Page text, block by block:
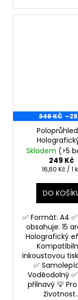
349 KČ –28
samolepkový
Samolepící
na výrobu
Skladem (>5
249 Kč
Měrná
16,60 Kč / 1
DO
✅ Formát: A4
obsahuje: 15
Holografický
inkoustovou
✅
Voděodolný
přilnavý 💡